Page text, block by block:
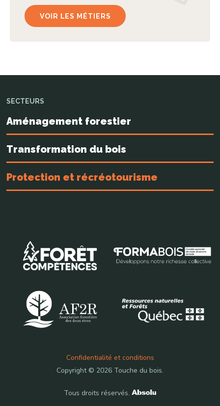
VOIR LES MÉTIERS
SECTEURS
Aménagement forestier
Transformation du bois
Protection et récréotourisme
Confidentialité et conditions
Copyright © 2026 Touche du bois.
Tous droits réservés.